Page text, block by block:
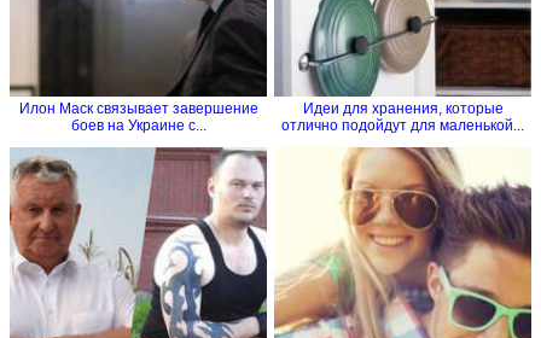
Илон Маск связывает завершение
боев на Украине с...
Идеи для хранения, которые
отлично подойдут для маленькой...